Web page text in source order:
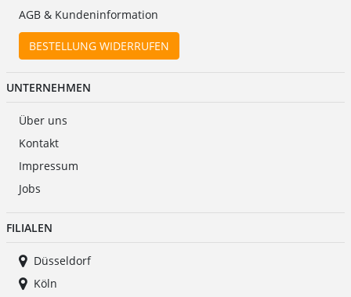
AGB & Kundeninformation
BESTELLUNG WIDERRUFEN
UNTERNEHMEN
Über uns
Kontakt
Impressum
Jobs
FILIALEN
Düsseldorf
Köln